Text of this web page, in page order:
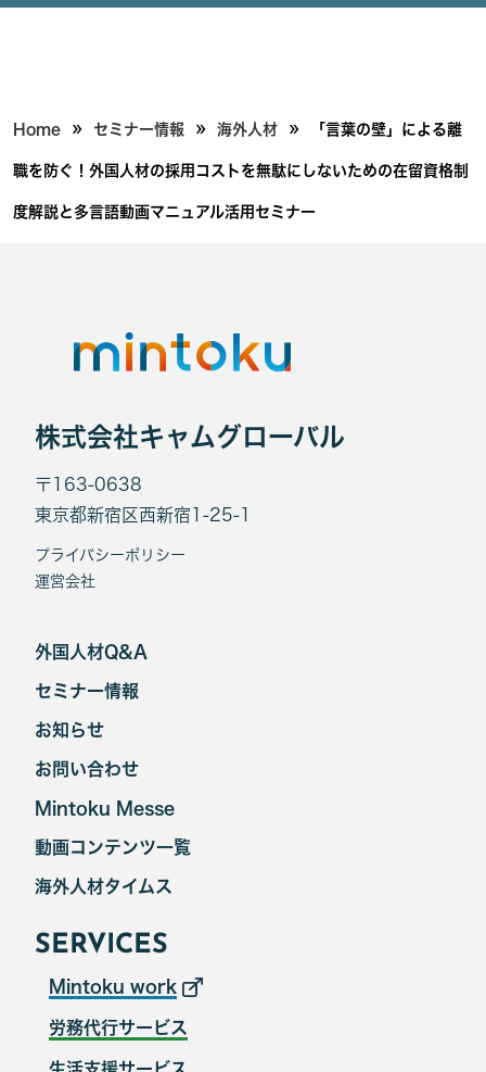
Home » セミナー情報 » 海外人材 » 「言葉の壁」による離
職を防ぐ！外国人材の採用コストを無駄にしないための在留資格制
度解説と多言語動画マニュアル活用セミナー
株式会社キャムグローバル
〒163-0638
東京都新宿区西新宿1-25-1
プライバシーポリシー
運営会社
外国人材Q&A
セミナー情報
お知らせ
お問い合わせ
Mintoku Messe
海外人材タイムス
動画コンテンツ一覧
SERVICES
Mintoku work
労務代行サービス